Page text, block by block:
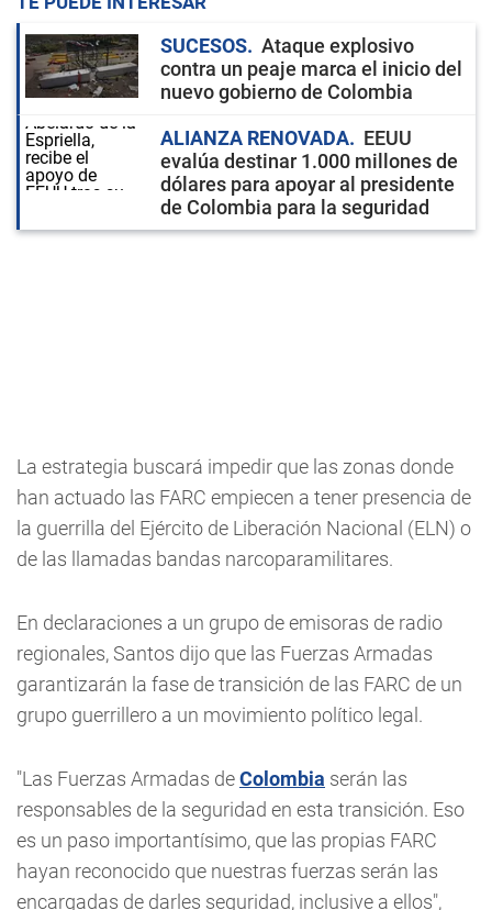
SUCESOS
Ataque explosivo
contra un peaje marca el inicio del
nuevo gobierno de Colombia
ALIANZA RENOVADA
EEUU
evalúa destinar 1.000 millones de
dólares para apoyar al presidente
de Colombia para la seguridad
La estrategia buscará impedir que las zonas donde
han actuado las FARC empiecen a tener presencia de
la guerrilla del Ejército de Liberación Nacional (ELN) o
de las llamadas bandas narcoparamilitares.
En declaraciones a un grupo de emisoras de radio
regionales, Santos dijo que las Fuerzas Armadas
garantizarán la fase de transición de las FARC de un
grupo guerrillero a un movimiento político legal.
"Las Fuerzas Armadas deColombia serán las
responsables de la seguridad en esta transición. Eso
es un paso importantísimo, que las propias FARC
hayan reconocido que nuestras fuerzas serán las
encargadas de darles seguridad, inclusive a ellos",